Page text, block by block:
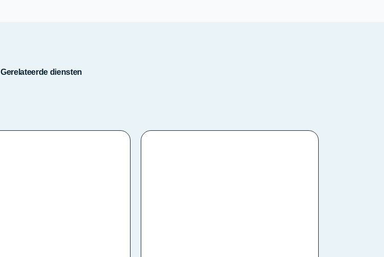
Gerelateerde diensten